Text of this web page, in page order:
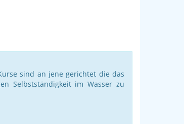
sind an jene gerichtet die das
Selbstständigkeit im Wasser zu